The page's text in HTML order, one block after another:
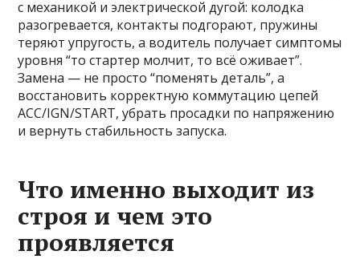
с механикой и электрической дугой: колодка
разогревается, контакты подгорают, пружины
теряют упругость, а водитель получает симптомы
уровня “то стартер молчит, то всё оживает”.
Замена — не просто “поменять деталь”, а
восстановить корректную коммутацию цепей
ACC/IGN/START, убрать просадки по напряжению
и вернуть стабильность запуска.
Что именно выходит из
строя и чем это
проявляется